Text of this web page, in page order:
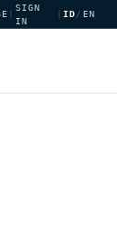
SIGN
IN
ID/ EN